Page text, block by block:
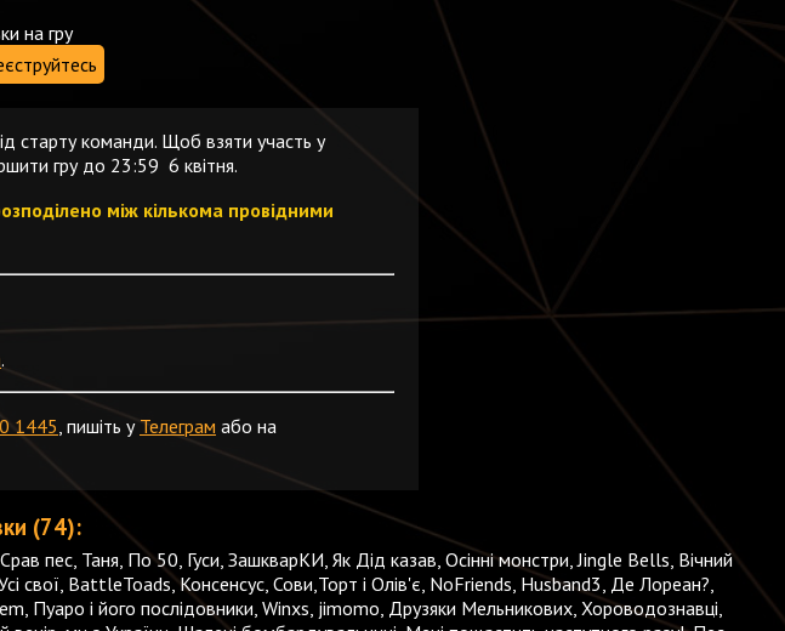
на гру
старту команди. Щоб взяти участь у
гру до 23:59 6 квітня.
між кількома провідними
.
1445 , пишіть у Телеграм або на
(74):
пес, Таня, По 50, Гуси, ЗашкварКИ, Як Дід казав, Осінні монстри, Jingle Bells, Вічний
свої, BattleToads, Консенсус, Сови,Торт і Олів'є, NoFriends, Husband3, Де Лореан?,
Пуаро і його послідовники, Winxs, jimomo, Друзяки Мельникових, Хороводознавці,